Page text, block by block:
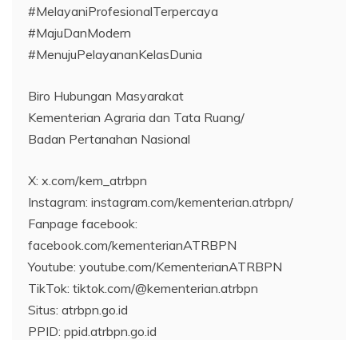
#MelayaniProfesionalTerpercaya
#MajuDanModern
#MenujuPelayananKelasDunia
Biro Hubungan Masyarakat
Kementerian Agraria dan Tata Ruang/
Badan Pertanahan Nasional
X: x.com/kem_atrbpn
Instagram: instagram.com/kementerian.atrbpn/
Fanpage facebook:
facebook.com/kementerianATRBPN
Youtube: youtube.com/KementerianATRBPN
TikTok: tiktok.com/@kementerian.atrbpn
Situs: atrbpn.go.id
PPID: ppid.atrbpn.go.id